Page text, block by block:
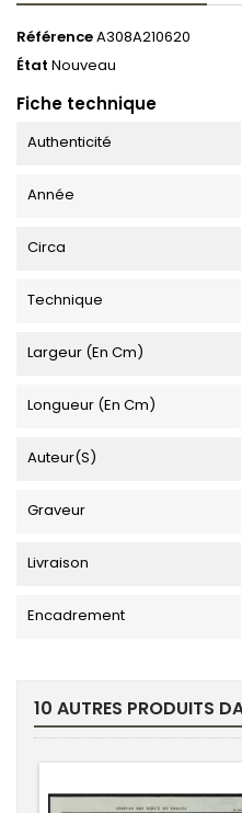
RéférenceA308A210620
État Nouveau
Fiche technique
Authenticité
Année
Circa
Technique
Largeur (en Cm)
Longueur (en Cm)
Auteur(s)
Graveur
Livraison
Encadrement
10 AUTRES PRODUITS